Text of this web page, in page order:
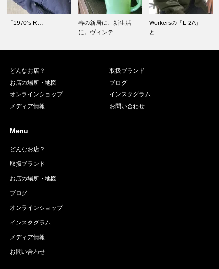
春の新居に、新生活
Workersの「L-2A」
と…
春のヨーロッパヴィン
テージ古着…
どんなお店？
取扱ブランド
お店の場所・地図
ブログ
オンラインショップ
インスタグラム
メディア情報
お問い合わせ
Menu
どんなお店？
取扱ブランド
お店の場所・地図
ブログ
オンラインショップ
インスタグラム
メディア情報
お問い合わせ